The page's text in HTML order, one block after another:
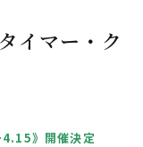
イマー・ク
》開催決定